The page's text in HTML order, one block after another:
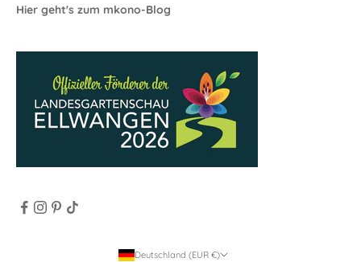
Hier geht's zum mkono-Blog
Deutschland (EUR €)